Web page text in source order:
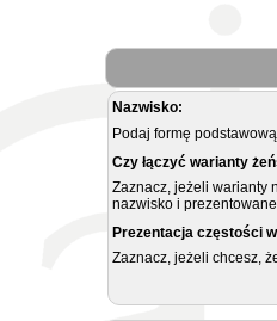
Nazwisko:
Podaj formę
Czy łączyć warianty
Zaznacz, jeżeli warianty
nazwisko i prezentowane
Prezentacja częstości
Zaznacz, jeżeli chcesz,